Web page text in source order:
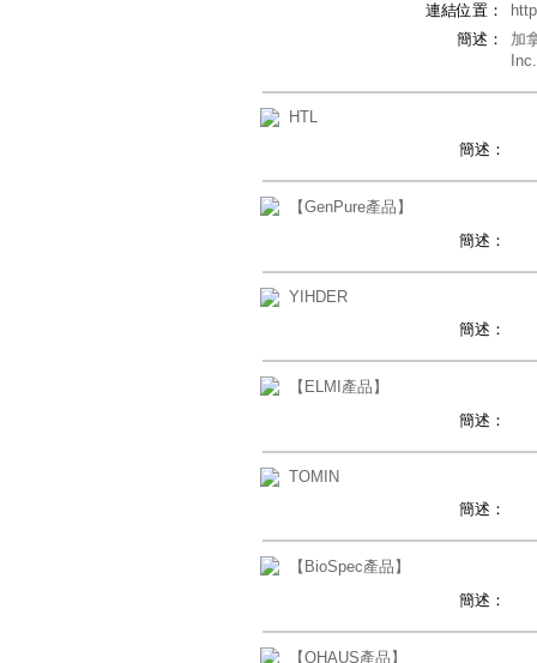
連結位置：
簡述：
加
HTL
簡述：
【GenPure產品】
簡述：
YIHDER
簡述：
【ELMI產品】
簡述：
TOMIN
簡述：
【BioSpec產品】
簡述：
【OHAUS產品】